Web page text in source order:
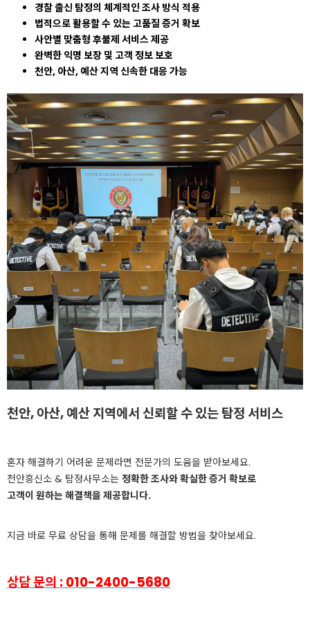
경찰 출신 탐정의 체계적인 조사 방식 적용
법적으로 활용할 수 있는 고품질 증거 확보
사안별 맞춤형 후불제 서비스 제공
완벽한 익명 보장 및 고객 정보 보호
천안, 아산, 예산 지역 신속한 대응 가능
천안, 아산, 예산 지역에서 신뢰할 수 있는 탐정 서비스
혼자 해결하기 어려운 문제라면 전문가의 도움을 받아보세요.
천안흥신소 & 탐정사무소는 정확한 조사와 확실한 증거 확보로
고객이 원하는 해결책을 제공합니다.
지금 바로 무료 상담을 통해 문제를 해결할 방법을 찾아보세요.
상담 문의 : 010-2400-5680